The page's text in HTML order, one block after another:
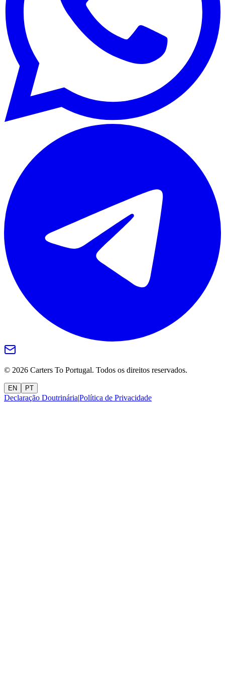
© 2026 Carters To Portugal. Todos os direitos reservados.
EN PT
Declaração Doutrinária|Política de Privacidade